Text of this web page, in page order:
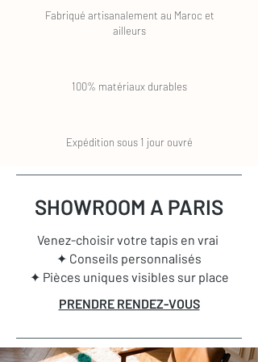
Fabriqué artisanalement au Maroc et
ailleurs
100% matériaux durables
Expédition sous 1 jour ouvré
SHOWROOM A PARIS
Venez-choisir votre tapis en vrai
✦ Conseils personnalisés
✦ Pièces uniques visibles sur place
PRENDRE RENDEZ-VOUS